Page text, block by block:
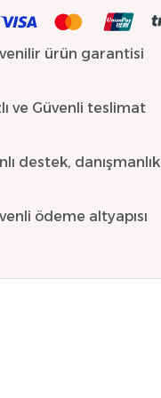
ürün garantisi
ve Güvenli teslimat
destek, danışmanlık
ödeme altyapısı